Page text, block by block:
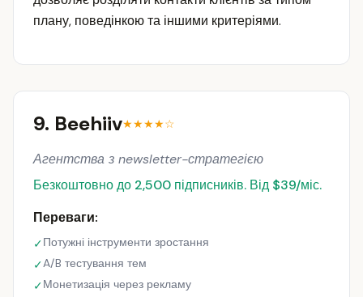
плану, поведінкою та іншими критеріями.
9. Beehiiv★★★★☆
Агентства з newsletter-стратегією
Безкоштовно до 2,500 підписників. Від $39/міс.
Переваги:
✓Потужні інструменти зростання
✓A/B тестування тем
✓Монетизація через рекламу